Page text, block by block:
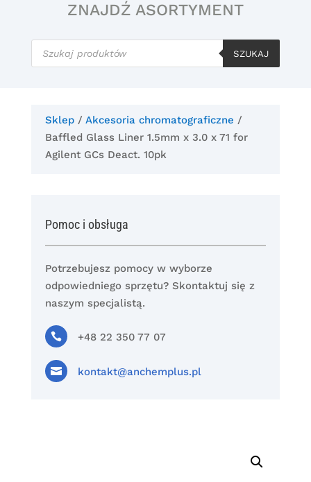
ZNAJDŹ ASORTYMENT
Wyszukiwarka
produktów
SZUKAJ
Sklep/ Akcesoria chromatograficzne /
Baffled Glass Liner 1.5mm x 3.0 x 71 for
Agilent GCs Deact. 10pk
Pomoc i obsługa
Potrzebujesz pomocy w wyborze
odpowiedniego sprzętu? Skontaktuj się z
naszym specjalistą.
 +48 22 350 77 07
 kontakt@anchemplus.pl